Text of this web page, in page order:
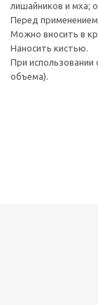
лишайников и мха;
Перед
Можно вносить в
Наносить кистью.
При
объема).